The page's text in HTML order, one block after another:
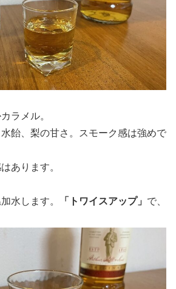
ラメル。
飴、梨の甘さ。スモーク感は強めで
あります。
水します。 「トワイスアップ」 で、